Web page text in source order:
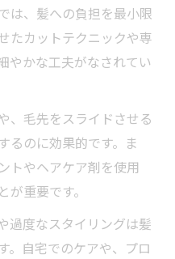
は、髪への負担を最小限
たカットテクニックや専
やかな工夫がなされてい
、毛先をスライドさせる
るのに効果的です。ま
トやヘアケア剤を使用
重要です。
過度なスタイリングは髪
。自宅でのケアや、プロ